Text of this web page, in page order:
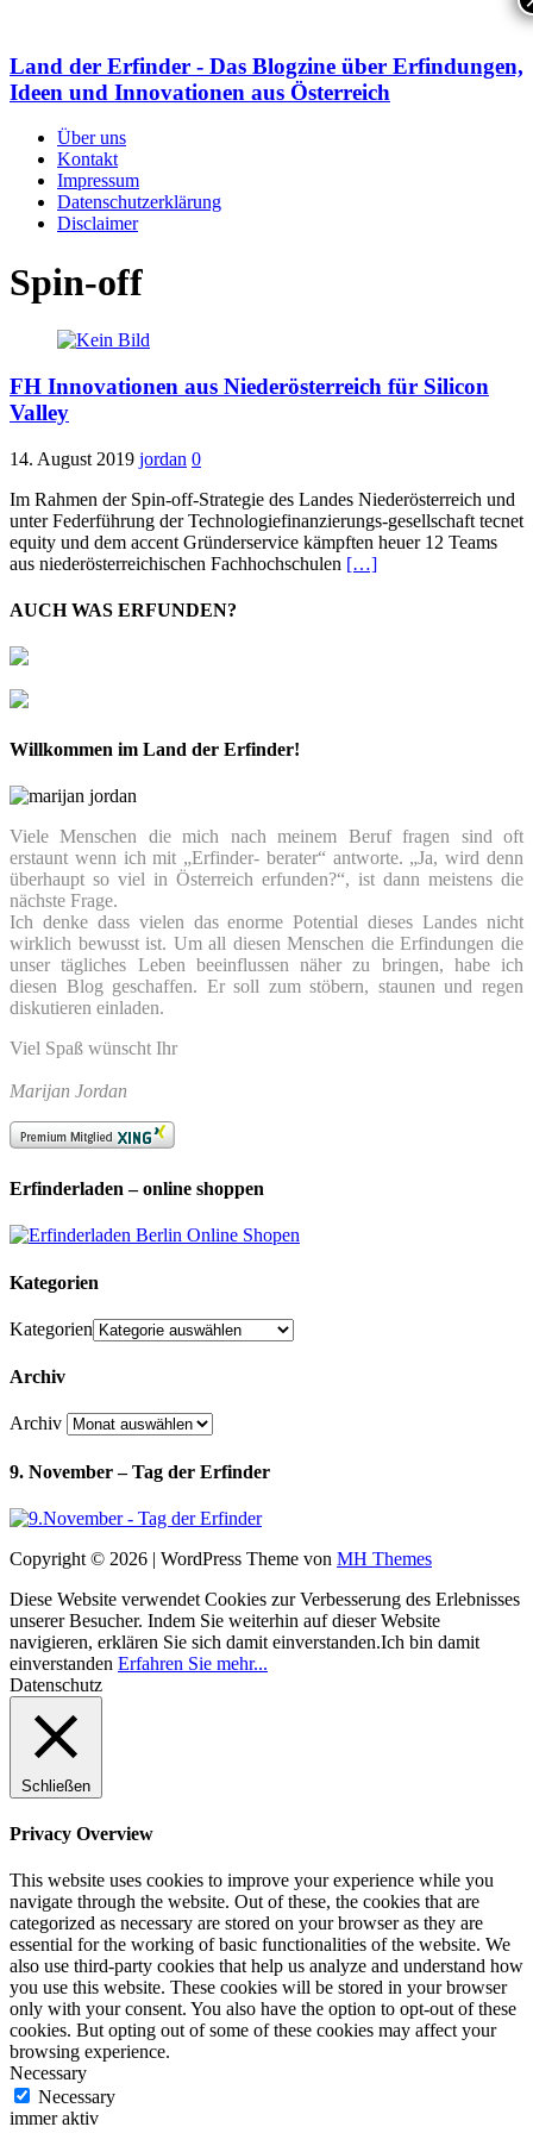
Land der Erfinder - Das Blogzine über Erfindungen,
Ideen und Innovationen aus Österreich
Über uns
Kontakt
Impressum
Datenschutzerklärung
Disclaimer
Spin-off
FH Innovationen aus Niederösterreich für Silicon
Valley
14. August 2019 jordan 0
Im Rahmen der Spin-off-Strategie des Landes Niederösterreich und
unter Federführung der Technologiefinanzierungs-gesellschaft tecnet
equity und dem accent Gründerservice kämpften heuer 12 Teams
aus niederösterreichischen Fachhochschulen […]
AUCH WAS ERFUNDEN?
Willkommen im Land der Erfinder!
Viele Menschen die mich nach meinem Beruf fragen sind oft
erstaunt wenn ich mit „Erfinder- berater“ antworte. „Ja, wird denn
überhaupt so viel in Österreich erfunden?“, ist dann meistens die
nächste Frage.
Ich denke dass vielen das enorme Potential dieses Landes nicht
wirklich bewusst ist. Um all diesen Menschen die Erfindungen die
unser tägliches Leben beeinflussen näher zu bringen, habe ich
diesen Blog geschaffen. Er soll zum stöbern, staunen und regen
diskutieren einladen.
Viel Spaß wünscht Ihr
Marijan Jordan
Erfinderladen – online shoppen
Kategorien
Kategorien
Archiv
Archiv
9. November – Tag der Erfinder
Copyright © 2026 | WordPress Theme von MH Themes
Diese Website verwendet Cookies zur Verbesserung des Erlebnisses
unserer Besucher. Indem Sie weiterhin auf dieser Website
navigieren, erklären Sie sich damit einverstanden.Ich bin damit
einverstanden Erfahren Sie mehr...
Datenschutz
Schließen
Privacy Overview
This website uses cookies to improve your experience while you
navigate through the website. Out of these, the cookies that are
categorized as necessary are stored on your browser as they are
essential for the working of basic functionalities of the website. We
also use third-party cookies that help us analyze and understand how
you use this website. These cookies will be stored in your browser
only with your consent. You also have the option to opt-out of these
cookies. But opting out of some of these cookies may affect your
browsing experience.
Necessary
Necessary
immer aktiv